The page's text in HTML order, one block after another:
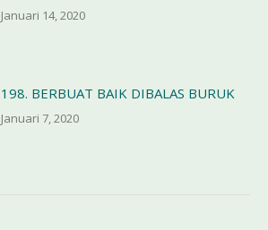
Januari 14, 2020
198. BERBUAT BAIK DIBALAS BURUK
Januari 7, 2020